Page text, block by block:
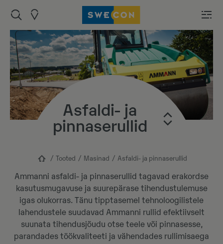
Asfaldi- ja
pinnaserullid
Tooted Masinad Asfaldi- ja pinnaserullid
Ammanni asfaldi- ja pinnaserullid tagavad erakordse
kasutusmugavuse ja suurepärase tihendustulemuse
igas olukorras. Tänu tipptasemel tehnoloogilistele
lahendustele suudavad Ammanni rullid efektiivselt
suunata tihendusjõudu otse teele või pinnasesse,
parandades töökvaliteeti ja vähendades rullimisaega